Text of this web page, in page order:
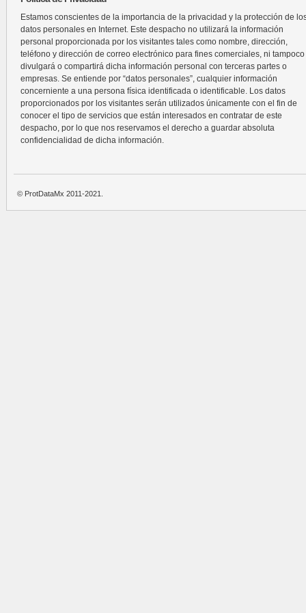
Estamos conscientes de la importancia de la privacidad y la protección de
datos personales en Internet. Este despacho no utilizará la información
personal proporcionada por los visitantes tales como nombre, dirección,
teléfono y dirección de correo electrónico para fines comerciales, ni tampoco
divulgará o compartirá dicha información personal con terceras partes o
empresas. Se entiende por “datos personales”, cualquier información
concerniente a una persona física identificada o identificable. Los datos
proporcionados por los visitantes serán utilizados únicamente con el fin de
conocer el tipo de servicios que están interesados en contratar de este
despacho, por lo que nos reservamos el derecho a guardar absoluta
confidencialidad de dicha información.
© ProtDataMx 2011-2021.